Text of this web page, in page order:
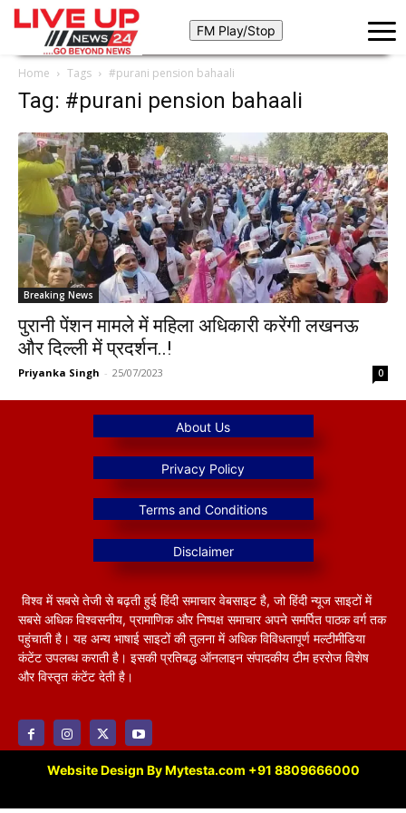
Home Tags #purani pension bahaali
Tag: #purani pension bahaali
Breaking News
पुरानी पेंशन मामले में महिला अधिकारी करेंगी लखनऊ
और दिल्ली में प्रदर्शन..!
Priyanka Singh - 25/07/2023 0
विश्व में सबसे तेजी से बढ़ती हुई हिंदी समाचार वेबसाइट है, जो हिंदी न्यूज साइटों में
सबसे अधिक विश्वसनीय, प्रामाणिक और निष्पक्ष समाचार अपने समर्पित पाठक वर्ग तक
पहुंचाती है। यह अन्य भाषाई साइटों की तुलना में अधिक विविधतापूर्ण मल्टीमीडिया
कंटेंट उपलब्ध कराती है। इसकी प्रतिबद्ध ऑनलाइन संपादकीय टीम हररोज विशेष
और विस्तृत कंटेंट देती है।
Website Design By Mytesta.com +91 8809666000